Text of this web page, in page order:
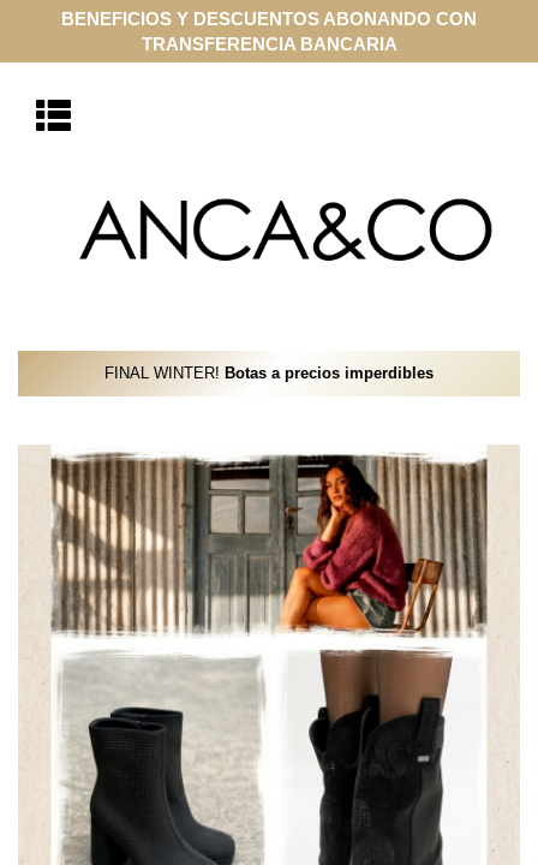
COMPRA ONLINE EN CUOTAS SIN INTERÉS CON VISA Y
MASTERCARD
FINAL WINTER! Botas a precios imperdibles